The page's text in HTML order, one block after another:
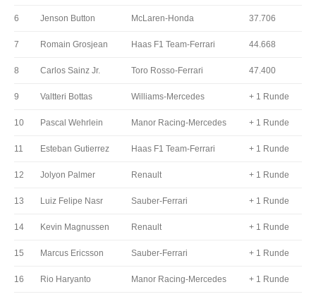
6 Jenson Button McLaren-Honda 37.706
7 Romain Grosjean Haas F1 Team-Ferrari 44.668
8 Carlos Sainz Jr. Toro Rosso-Ferrari 47.400
9 Valtteri Bottas Williams-Mercedes + 1 Runde
10 Pascal Wehrlein Manor Racing-Mercedes + 1 Runde
11 Esteban Gutierrez Haas F1 Team-Ferrari + 1 Runde
12 Jolyon Palmer Renault + 1 Runde
13 Luiz Felipe Nasr Sauber-Ferrari + 1 Runde
14 Kevin Magnussen Renault + 1 Runde
15 Marcus Ericsson Sauber-Ferrari + 1 Runde
16 Rio Haryanto Manor Racing-Mercedes + 1 Runde